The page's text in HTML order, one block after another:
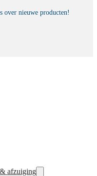
over nieuwe producten!
afzuiging